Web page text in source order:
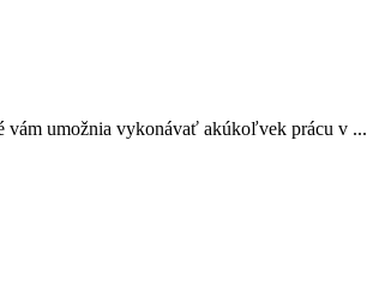
umožnia vykonávať akúkoľvek prácu v ...